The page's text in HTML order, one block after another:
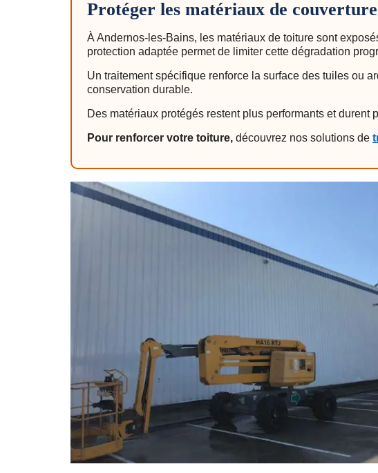
Protéger les matériaux de
À Andernos-les-Bains, les matériaux de toiture sont
protection adaptée permet de limiter cette dégradation
Un traitement spécifique renforce la surface des tuiles ou
conservation durable.
Des matériaux protégés restent plus performants et durent
Pour renforcer votre toiture, découvrez nos solutions de